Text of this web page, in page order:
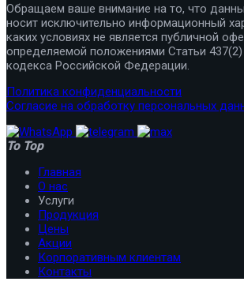
Обращаем ваше внимание на то, что
носит исключительно информационный
каких условиях не является публичной
определяемой положениями Статьи
кодекса Российской Федерации.
Политика конфиденциальности
Согласие на обработку персональных
To Top
Главная
О нас
Услуги
Продукция
Цены
Акции
Корпоративным клиентам
Контакты